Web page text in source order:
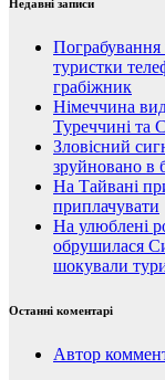
Недавні записи
Пограбування
туристки
грабіжник
Німеччина
Туреччині та
Зловісний
зруйновано в
На Тайвані
приплачувати
На улюблені
обрушилася
шокували
Останні коментарі
Автор